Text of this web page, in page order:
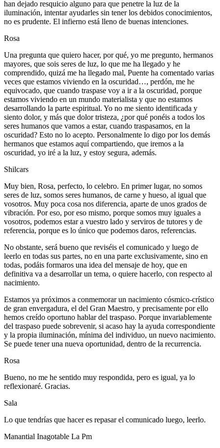
han dejado resquicio alguno para que penetre la luz de la
iluminación, intentar ayudarles sin tener los debidos conocimientos,
no es prudente. El infierno está lleno de buenas intenciones.
Rosa
Una pregunta que quiero hacer, por qué, yo me pregunto, hermanos
mayores, que sois seres de luz, lo que me ha llegado y he
comprendido, quizá me ha llegado mal, Puente ha comentado varias
veces que estamos viviendo en la oscuridad…, perdón, me he
equivocado, que cuando traspase voy a ir a la oscuridad, porque
estamos viviendo en un mundo materialista y que no estamos
desarrollando la parte espiritual. Yo no me siento identificada y
siento dolor, y más que dolor tristeza, ¿por qué ponéis a todos los
seres humanos que vamos a estar, cuando traspasamos, en la
oscuridad? Esto no lo acepto. Personalmente lo digo por los demás
hermanos que estamos aquí compartiendo, que iremos a la
oscuridad, yo iré a la luz, y estoy segura, además.
Shilcars
Muy bien, Rosa, perfecto, lo celebro. En primer lugar, no somos
seres de luz, somos seres humanos, de carne y hueso, al igual que
vosotros. Muy poca cosa nos diferencia, aparte de unos grados de
vibración. Por eso, por eso mismo, porque somos muy iguales a
vosotros, podemos estar a vuestro lado y serviros de tutores y de
referencia, porque es lo único que podemos daros, referencias.
No obstante, será bueno que reviséis el comunicado y luego de
leerlo en todas sus partes, no en una parte exclusivamente, sino en
todas, podáis formaros una idea del mensaje de hoy, que en
definitiva va a desarrollar un tema, o quiere hacerlo, con respecto al
nacimiento.
Estamos ya próximos a conmemorar un nacimiento cósmico-crístico
de gran envergadura, el del Gran Maestro, y precisamente por ello
hemos creído oportuno hablar del traspaso. Porque invariablemente
del traspaso puede sobrevenir, si acaso hay la ayuda correspondiente
y la propia iluminación, mínima del individuo, un nuevo nacimiento.
Se puede tener una nueva oportunidad, dentro de la recurrencia.
Rosa
Bueno, no me he sentido muy respondida, pero es igual, ya lo
reflexionaré. Gracias.
Sala
Lo que tendrías que hacer es repasar el comunicado luego, leerlo.
Manantial Inagotable La Pm